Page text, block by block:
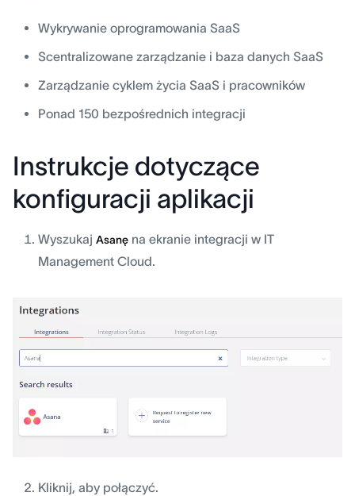
Wykrywanie oprogramowania SaaS
Scentralizowane zarządzanie i baza danych SaaS
Zarządzanie cyklem życia SaaS i pracowników
Ponad 150 bezpośrednich integracji
Instrukcje dotyczące
konfiguracji aplikacji
Wyszukaj Asanę na ekranie integracji w IT
Management Cloud.
Kliknij, aby połączyć.